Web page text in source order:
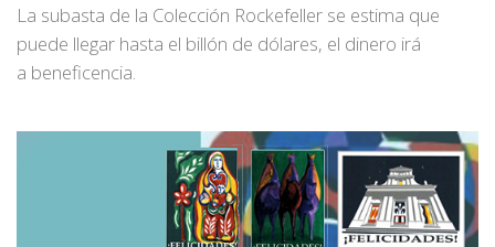
La subasta de la Colección Rockefeller se estima que
puede llegar hasta el billón de dólares, el dinero irá
a beneficencia.